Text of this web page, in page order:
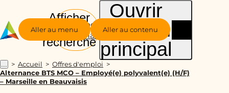
Aller au menu Aller au contenu
Groupe
Alternance
Afficher
la
recherche
Ouvrir
le menu
principal
... Accueil
Offres d'emploi
Alternance BTS MCO – Employé(e) polyvalent(e) (H/F)
– Marseille en Beauvaisis